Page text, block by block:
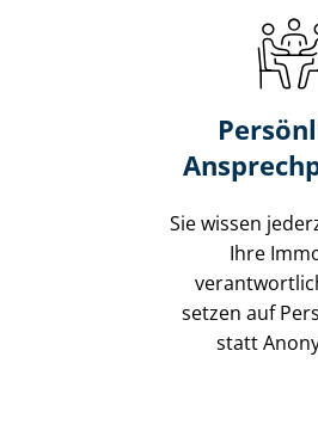
Sie wissen
Ihre
setzen auf
statt